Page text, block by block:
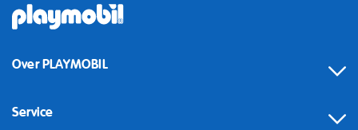
Over PLAYMOBIL
Service